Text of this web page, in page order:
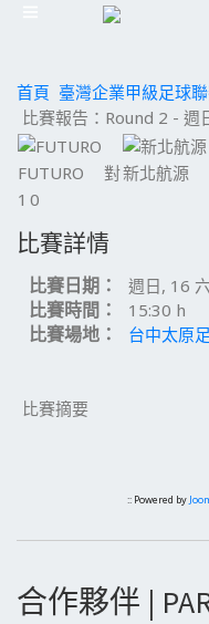
首頁 臺灣企業甲級足球
比賽報告：Round 2 -
FUTURO 對新北航源
1 0
比賽詳情
比賽日期： 週日, 16
比賽時間： 15:30 h
比賽場地： 台中太原
比賽摘要
:: Powered by
合作夥伴 |